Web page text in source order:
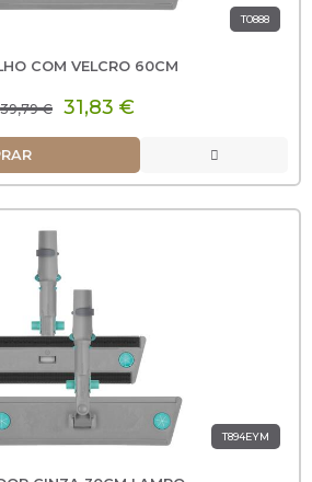
T0888
COM VELCRO 60CM
39,79 € 31,83 €
T894EYM